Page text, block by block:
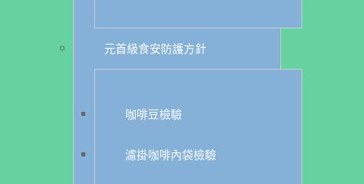
元首級食安防護方針
咖啡豆檢驗
濾掛咖啡內袋檢驗